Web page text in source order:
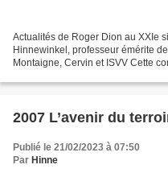
Actualités de Roger Dion au XXIe
Hinnewinkel, professeur émérite
Montaigne, Cervin et ISVV Cette
2007 L’avenir du
Publié le 21/02/2023 à 07:50
Par Hinne